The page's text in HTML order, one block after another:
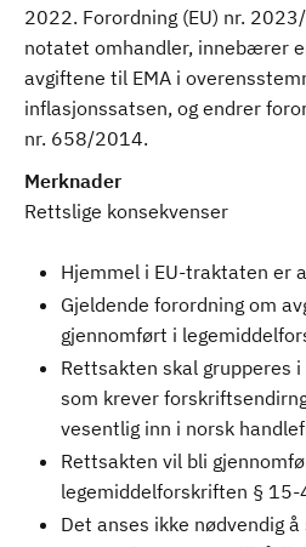
2022. Forordning (EU) nr.
notatet omhandler, innebærer
avgiftene til EMA i
inflasjonssatsen, og endrer
nr. 658/2014.
Merknader
Rettslige konsekvenser
Hjemmel i EU-traktaten er
Gjeldende forordning om
gjennomført i
Rettsakten skal grupperes
som krever
vesentlig inn i norsk
Rettsakten vil bli
legemiddelforskriften § 15-
Det anses ikke nødvendig